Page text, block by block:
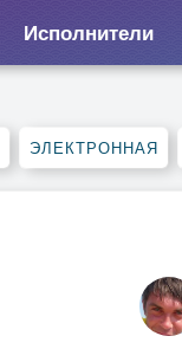
Исполнители
ЭЛЕКТРОННАЯ